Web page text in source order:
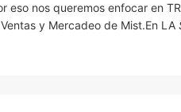
nos queremos enfocar en
y Mercadeo de Mist.En LA